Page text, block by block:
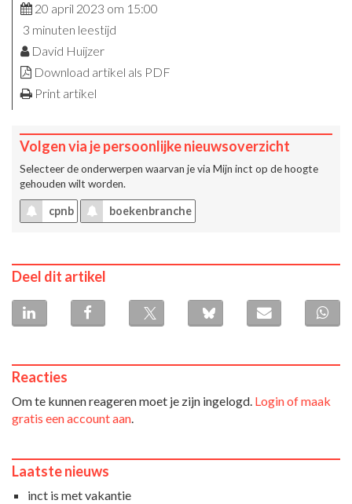
20 april 2023 om 15:00
3 minuten leestijd
David Huijzer
Download artikel als PDF
Print artikel
Volgen via je persoonlijke nieuwsoverzicht
Selecteer de onderwerpen waarvan je via Mijn inct op de hoogte
gehouden wilt worden.
cpnb boekenbranche
Deel dit artikel
Reacties
Om te kunnen reageren moet je zijn ingelogd. Login of maak
gratis een account aan.
Laatste nieuws
inct is met vakantie